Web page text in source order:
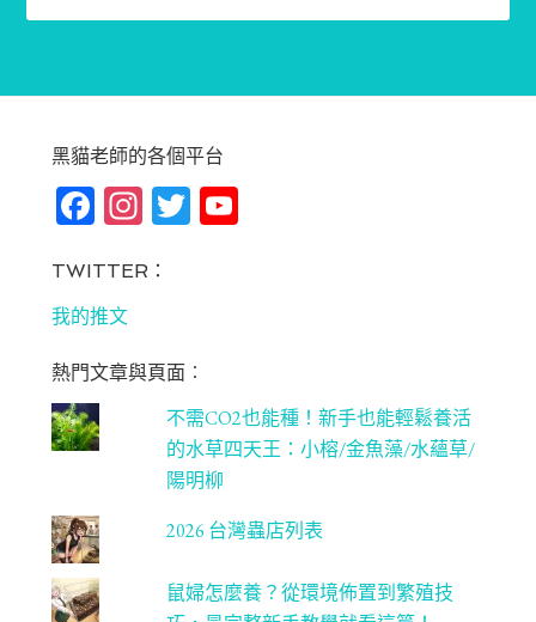
黑貓老師的各個平台
Fa
bo
ok
In
ag
m
T Yo
C
ha
n
ne
l
TWITTER：
我的推文
熱門文章與頁面︰
不需CO2也能種！新手也能輕鬆養活
的水草四天王：小榕/金魚藻/水蘊草/
陽明柳
2026 台灣蟲店列表
鼠婦怎麼養？從環境佈置到繁殖技